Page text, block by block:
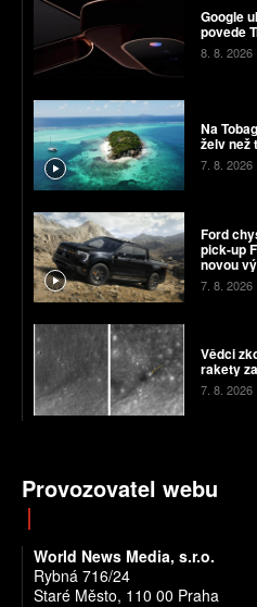
Google
povede
8. 8. 2026
Na
želv než
7. 8. 2026
Ford
pick-up
novou
7. 8. 2026
Vědci
rakety
7. 8. 2026
Provozovatel webu
World News Media, s.r.o.
Rybná 716/24
Staré Město, 110 00 Praha